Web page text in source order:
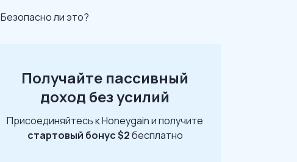
Безопасно ли это?
Получайте пассивный
доход без усилий
Присоединяйтесь к Honeygain и получите
стартовый бонус $2бесплатно